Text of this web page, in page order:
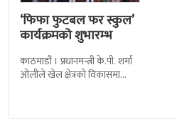
‘फिफा फुटबल फर स्कुल’
कार्यक्रमको शुभारम्भ
काठमाडौं । प्रधानमन्त्री के.पी. शर्मा
ओलीले खेल क्षेत्रको विकासमा
फुटबल संघ